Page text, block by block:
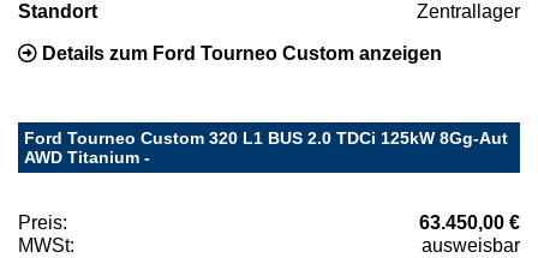
Standort Zentrallager
Details zum Ford Tourneo Custom anzeigen
Ford Tourneo Custom 320 L1 BUS 2.0 TDCi 125kW 8Gg-Aut
AWD Titanium -
Preis:
63.450,00 €
MWSt:
ausweisbar